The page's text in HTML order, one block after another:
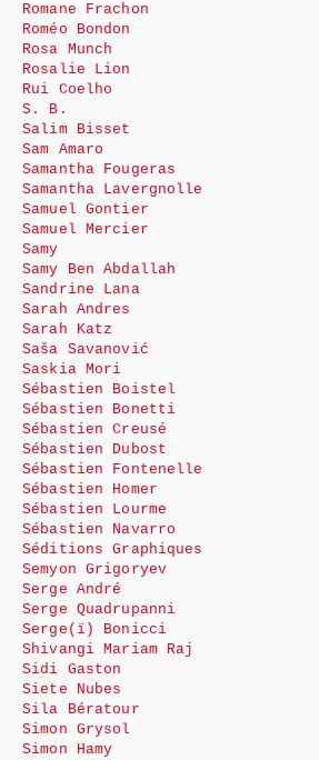
Romane Frachon
Roméo Bondon
Rosa Munch
Rosalie Lion
Rui Coelho
S. B.
Salim Bisset
Sam Amaro
Samantha Fougeras
Samantha Lavergnolle
Samuel Gontier
Samuel Mercier
Samy
Samy Ben Abdallah
Sandrine Lana
Sarah Andres
Sarah Katz
Saša Savanović
Saskia Mori
Sébastien Boistel
Sébastien Bonetti
Sébastien Creusé
Sébastien Dubost
Sébastien Fontenelle
Sébastien Homer
Sébastien Lourme
Sébastien Navarro
Séditions Graphiques
Semyon Grigoryev
Serge André
Serge Quadrupanni
Serge(ï) Bonicci
Shivangi Mariam Raj
Sidi Gaston
Siete Nubes
Sila Bératour
Simon Grysol
Simon Hamy